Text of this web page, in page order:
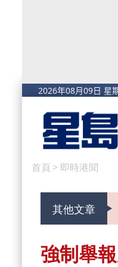
首頁 > 即時港聞
其他文章
強制舉